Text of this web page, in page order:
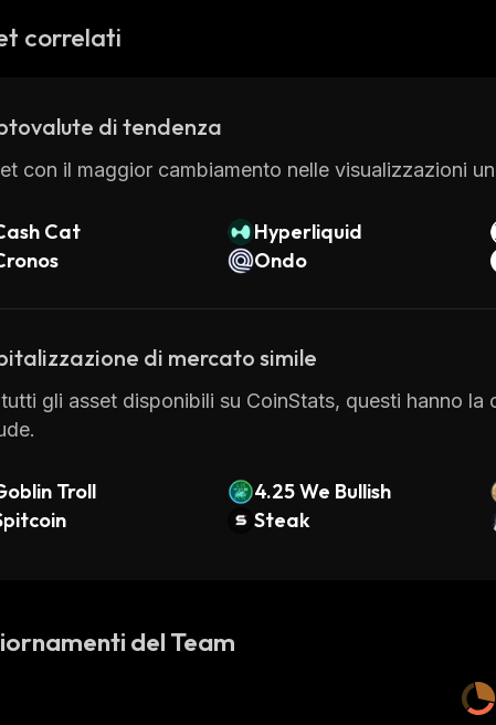
correlati
di tendenza
con il maggior cambiamento nelle visualizzazioni
Cat Hyperliquid
Ondo
di mercato simile
gli asset disponibili su CoinStats, questi hanno
Troll 4.25 We Bullish
Steak
del Team